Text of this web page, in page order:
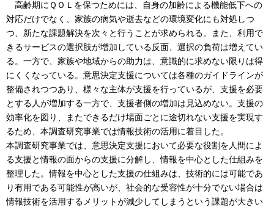
高齢期にＱＯＬを保つためには、自身の加齢による機能低下への
対応だけでなく、家族の病気や逝去などの環境変化にも対処しつ
つ、新たな課題解決を次々と行うことが求められる。また、利用で
きるサービスの選択肢が増加している反面、選択の負荷は増えてい
る。一方で、家族や地域からの助力は、意識的に求めない限りは得
にくくなっている。意思決定支援については各種のガイドラインが
整備されつつあり、様々な主体が支援を行っているが、支援を必要
とする人が増加する一方で、支援者側の増加は見込めない。支援の
効率化を図り、またできるだけ場面ごとに途切れない支援を実現す
るため、本調査研究事業では情報技術の活用に着目した。
本調査研究事業では、意思決定支援において必要な役割を人間によ
る支援と情報の面からの支援に分解し、情報を中心とした仕組みを
整理した。情報を中心とした支援の仕組みは、技術的には可能であ
り有用である可能性が高いが、社会的な受容性が十分でない場合は
情報技術を活用するメリットが減少してしまうという課題が大きい